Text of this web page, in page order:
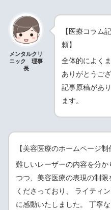
メンタルクリ
ニック 理事
長
【医療コラム
頼】
全体的によく
ありがとうご
記事原稿があ
ます。
【美容医療のホームページ制
難しいレーザーの内容を分か
つつ、美容医療の表現の制限
くださっており、 ライティ
に感動いたしました。 丁寧